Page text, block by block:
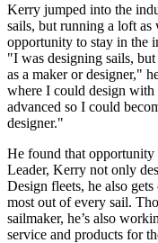
Kerry jumped into the
sails, but running a loft
opportunity to stay in the
"I was designing sails,
as a maker or designer,"
where I could design
advanced so I could
designer."
He found that opportunity
Leader, Kerry not only
Design fleets, he also
most out of every sail.
sailmaker, he’s also
service and products for